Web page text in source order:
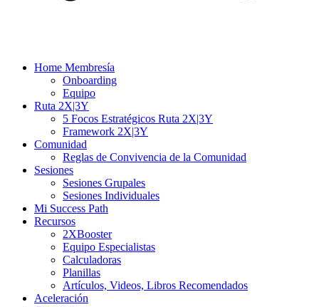
Home Membresía
Onboarding
Equipo
Ruta 2X|3Y
5 Focos Estratégicos Ruta 2X|3Y
Framework 2X|3Y
Comunidad
Reglas de Convivencia de la Comunidad
Sesiones
Sesiones Grupales
Sesiones Individuales
Mi Success Path
Recursos
2XBooster
Equipo Especialistas
Calculadoras
Planillas
Artículos, Videos, Libros Recomendados
Aceleración